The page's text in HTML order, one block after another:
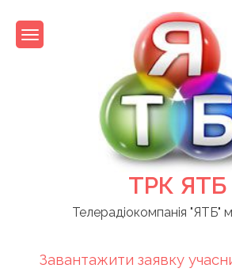
content
ТРК ЯТБ
Телерадіокомпанія "ЯТБ"
Завантажити заявку